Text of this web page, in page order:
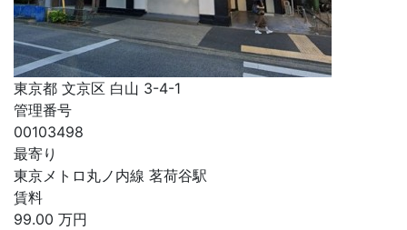
東京都 文京区 白山 3-4-1
管理番号
00103498
最寄り
東京メトロ丸ノ内線 茗荷谷駅
賃料
99.00 万円